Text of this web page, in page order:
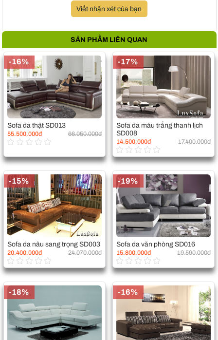
Viết nhận xét của bạn
SẢN PHẨM LIÊN QUAN
Sofa da thật SD013
55.500.000đ 66.050.000đ
-16%
Sofa da màu trắng thanh lịch
SD008
14.500.000đ 17.400.000đ
-17%
Sofa da nâu sang trọng SD003
20.400.000đ 24.070.000đ
-15%
Sofa da văn phòng SD016
15.800.000đ 19.590.000đ
-19%
-18% -16%